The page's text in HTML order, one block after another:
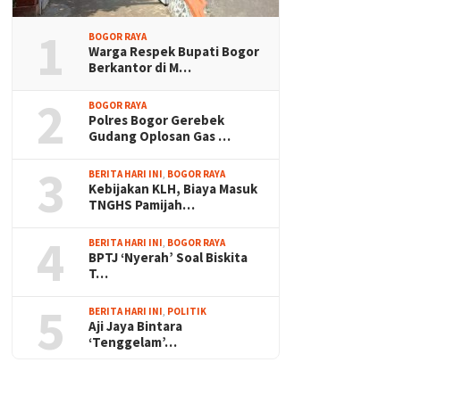
1 BOGOR RAYA
Warga Respek Bupati Bogor
Berkantor di M…
2 BOGOR RAYA
Polres Bogor Gerebek
Gudang Oplosan Gas …
3 BERITA HARI INI, BOGOR RAYA
Kebijakan KLH, Biaya Masuk
TNGHS Pamijah…
4 BERITA HARI INI, BOGOR RAYA
BPTJ ‘Nyerah’ Soal Biskita
T…
5 BERITA HARI INI, POLITIK
Aji Jaya Bintara
‘Tenggelam’…